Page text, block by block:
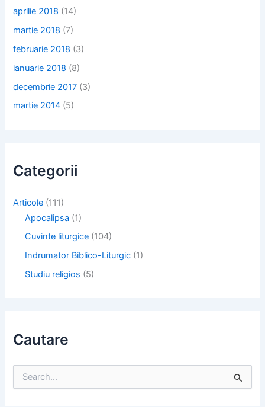
aprilie 2018 (14)
martie 2018 (7)
februarie 2018 (3)
ianuarie 2018 (8)
decembrie 2017 (3)
martie 2014 (5)
Categorii
Articole (111)
Apocalipsa (1)
Cuvinte liturgice (104)
Indrumator Biblico-Liturgic (1)
Studiu religios (5)
Cautare